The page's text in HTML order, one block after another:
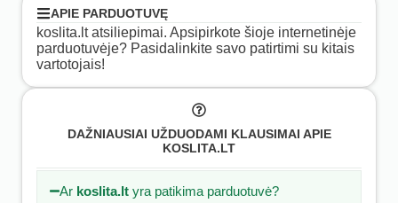
APIE PARDUOTUVĘ
koslita.lt atsiliepimai. Apsipirkote šioje internetinėje
parduotuvėje? Pasidalinkite savo patirtimi su kitais
vartotojais!
DAŽNIAUSIAI UŽDUODAMI KLAUSIMAI APIE
KOSLITA.LT
Ar koslita.lt yra patikima parduotuvė?